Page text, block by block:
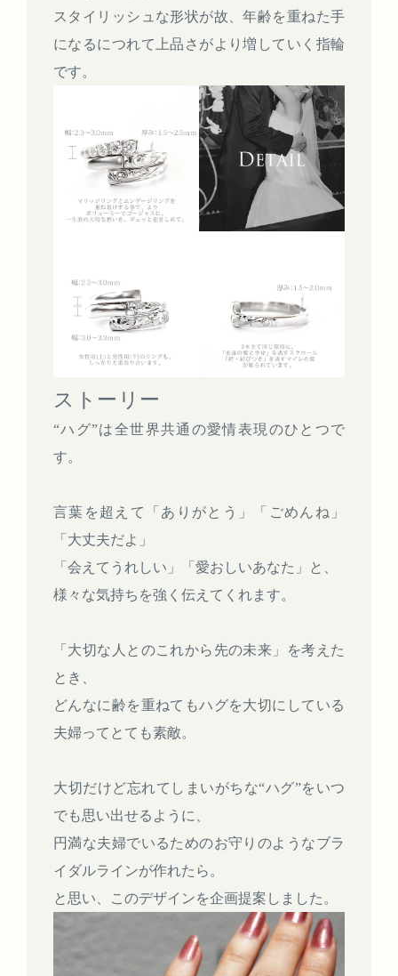
スタイリッシュな形状が故、年齢を重ねた手
になるにつれて上品さがより増していく指輪
です。
ストーリー
“ハグ”は全世界共通の愛情表現のひとつで
す。
言葉を超えて「ありがとう」「ごめんね」
「大丈夫だよ」
「会えてうれしい」「愛おしいあなた」と、
様々な気持ちを強く伝えてくれます。
「大切な人とのこれから先の未来」を考えた
とき、
どんなに齢を重ねてもハグを大切にしている
夫婦ってとても素敵。
大切だけど忘れてしまいがちな“ハグ”をいつ
でも思い出せるように、
円満な夫婦でいるためのお守りのようなブラ
イダルラインが作れたら。
と思い、このデザインを企画提案しました。